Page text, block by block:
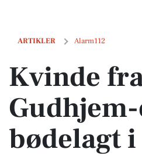
ARTIKLER Alarm112
Kvinde fra Gudhjem-området
Kvinde
bødelagt i